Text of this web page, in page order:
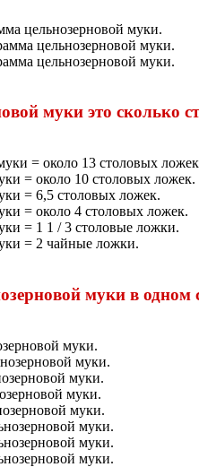
цельнозерновой муки.
цельнозерновой муки.
цельнозерновой муки.
муки это сколько
= около 13 столовых
= около 10 столовых ложек.
= 6,5 столовых ложек.
= около 4 столовых ложек.
= 1 1 / 3 столовые ложки.
= 2 чайные ложки.
муки в одном
муки.
муки.
муки.
муки.
муки.
муки.
муки.
муки.